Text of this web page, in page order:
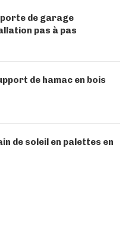
de garage
pas à pas
de hamac en bois
de soleil en palettes en